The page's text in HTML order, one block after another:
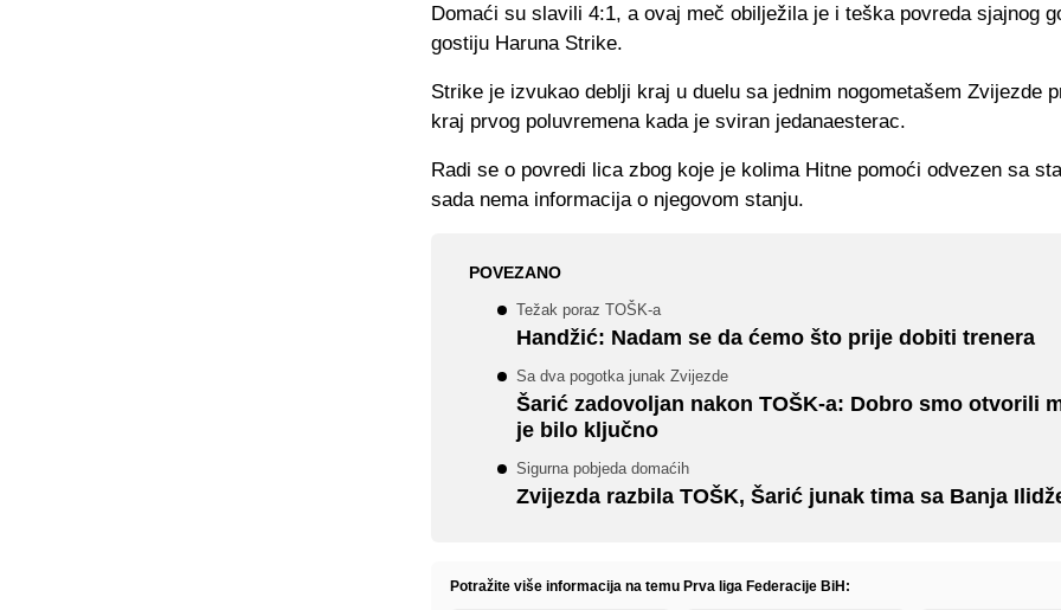
Domaći su slavili 4:1, a ovaj meč obilježila je i teška povreda sjajnog
gostiju Haruna Strike.
Strike je izvukao deblji kraj u duelu sa jednim nogometašem Zvijezde
kraj prvog poluvremena kada je sviran jedanaesterac.
Radi se o povredi lica zbog koje je kolima Hitne pomoći odvezen sa
sada nema informacija o njegovom stanju.
POVEZANO
Težak poraz TOŠK-a
Handžić: Nadam se da ćemo što prije dobiti trenera
Sa dva pogotka junak Zvijezde
Šarić zadovoljan nakon TOŠK-a: Dobro smo otvorili
je bilo ključno
Sigurna pobjeda domaćih
Zvijezda razbila TOŠK, Šarić junak tima sa Banja
Potražite više informacija na temu Prva liga Federacije BiH: